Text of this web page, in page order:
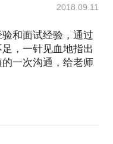
2018.09.11
和面试经验，通过
，一针见血地指出
一次沟通，给老师